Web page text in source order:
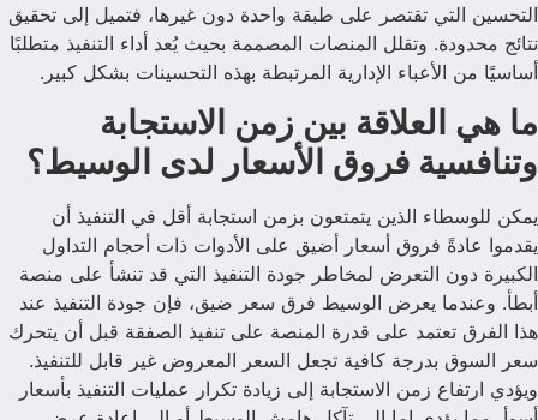
التحسين التي تقتصر على طبقة واحدة دون غيرها، فتميل إلى تحقيق
نتائج محدودة. وتقلل المنصات المصممة بحيث يُعد أداء التنفيذ متطلبًا
أساسيًا من الأعباء الإدارية المرتبطة بهذه التحسينات بشكل كبير.
ما هي العلاقة بين زمن الاستجابة
وتنافسية فروق الأسعار لدى الوسيط؟
يمكن للوسطاء الذين يتمتعون بزمن استجابة أقل في التنفيذ أن
يقدموا عادةً فروق أسعار أضيق على الأدوات ذات أحجام التداول
الكبيرة دون التعرض لمخاطر جودة التنفيذ التي قد تنشأ على منصة
أبطأ. وعندما يعرض الوسيط فرق سعر ضيق، فإن جودة التنفيذ عند
هذا الفرق تعتمد على قدرة المنصة على تنفيذ الصفقة قبل أن يتحرك
سعر السوق بدرجة كافية تجعل السعر المعروض غير قابل للتنفيذ.
ويؤدي ارتفاع زمن الاستجابة إلى زيادة تكرار عمليات التنفيذ بأسعار